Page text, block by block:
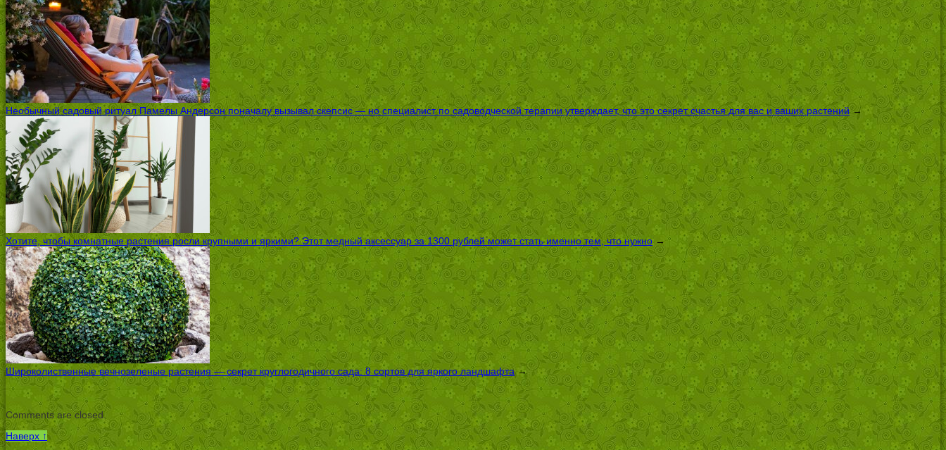
Необычный садовый ритуал Памелы Андерсон поначалу вызывал скепсис — но специалист по садоводческой терапии утверждает, что это секрет счастья для вас и ваших растений→
Хотите, чтобы комнатные растения росли крупными и яркими? Этот медный аксессуар за 1300 рублей может стать именно тем, что нужно→
Широколиственные вечнозеленые растения — секрет круглогодичного сада: 8 сортов для яркого ландшафта→
Comments are closed.
Наверх ↑